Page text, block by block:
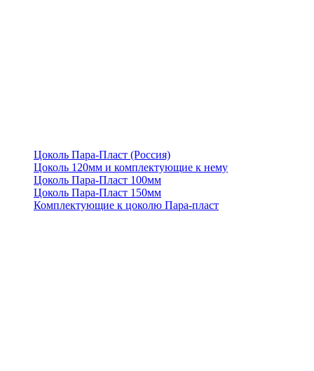
Цоколь Пара-Пласт (Россия)
Цоколь 120мм и комплектующие к нему
Цоколь Пара-Пласт 100мм
Цоколь Пара-Пласт 150мм
Комплектующие к цоколю Пара-пласт